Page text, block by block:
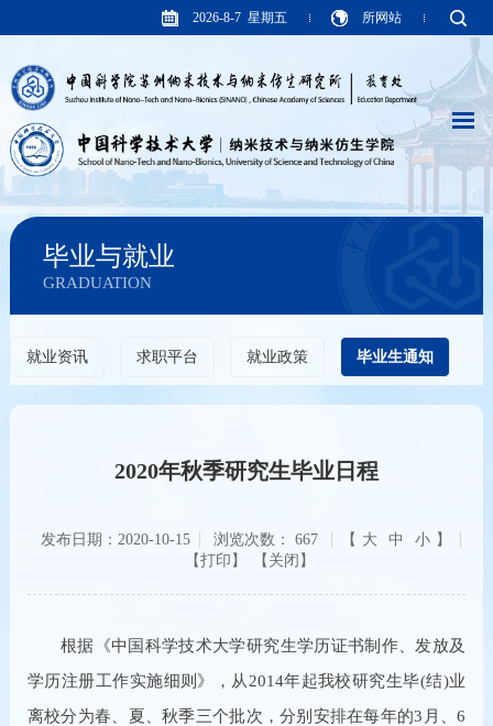
2026-8-7 星期五 所网站
毕业与就业
GRADUATION
就业资讯 求职平台 就业政策 毕业生通知
2020年秋季研究生毕业日程
发布日期：2020-10-15 浏览次数： 667 【 大 中 小 】
【关闭】
根据《中国科学技术大学研究生学历证书制作、发放及
学历注册工作实施细则》，从2014年起我校研究生毕(结)业
离校分为春、夏、秋季三个批次，分别安排在每年的3月、6